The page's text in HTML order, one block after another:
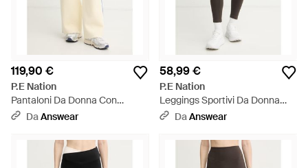
119,90 €
P.E Nation
Pantaloni Da Donna Con
Cotone Odyssey - Neutro
DaAnswear
58,99 €
P.E Nation
Leggings Sportivi Da Donna
Restore - Marrone
DaAnswear